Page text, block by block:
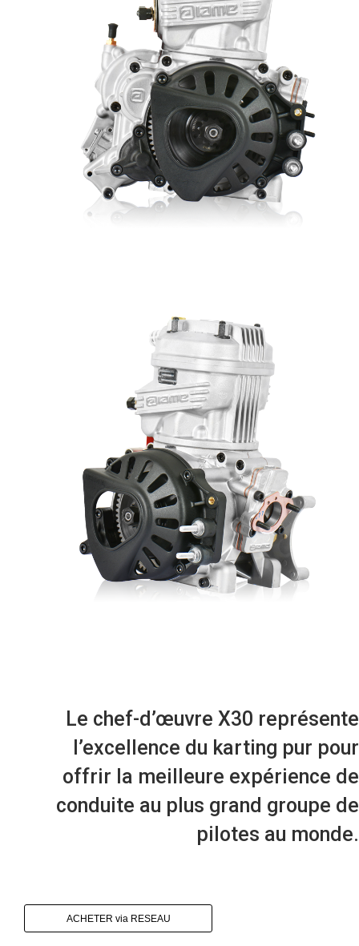
Le chef-d’œuvre X30 représente
l’excellence du karting pur pour
offrir la meilleure expérience de
conduite au plus grand groupe de
pilotes au monde.
ACHETER via RESEAU